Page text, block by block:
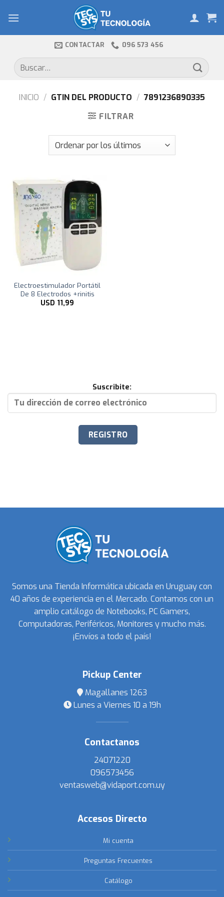
CONTACTAR 096 573 456
Buscar
por:
INICIO / GTIN DEL PRODUCTO / 7891236890335
FILTRAR
Electroestimulador Portátil
De 8 Electrodos +rinitis
USD 11,99
Suscribite:
Somos una Tienda Informática ubicada en Uruguay con
40 años de experiencia en el Mercado. Contamos con un
amplio catálogo de Notebooks, PC Gamers,
Computadoras, Periféricos, Monitores y mucho más.
¡Envíos a todo el país!
Pickup Center
Magallanes 1263
Lunes a Viernes 10 a 19h
Contactanos
24071220
096573456
ventasweb@vidaport.com.uy
Accesos Directo
Mi cuenta
Preguntas Frecuentes
Catálogo